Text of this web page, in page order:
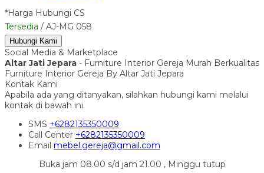
*Harga Hubungi CS
Tersedia / AJ-MG 058
Hubungi Kami
Social Media & Marketplace
Altar Jati Jepara - Furniture Interior Gereja Murah Berkualitas
Furniture Interior Gereja By Altar Jati Jepara
Kontak Kami
Apabila ada yang ditanyakan, silahkan hubungi kami melalui
kontak di bawah ini.
SMS +6282135350009
Call Center +6282135350009
Email mebel.gereja@gmail.com
Buka jam 08.00 s/d jam 21.00 , Minggu tutup